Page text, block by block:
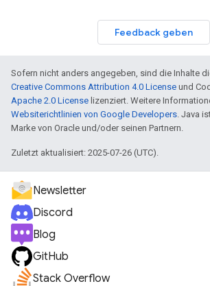
Feedback geben
Sofern nicht anders angegeben, sind die Inhalte
Creative Commons Attribution 4.0 License und
Apache 2.0 License lizenziert. Weitere
Websiterichtlinien von Google Developers. Java
Marke von Oracle und/oder seinen Partnern.
Zuletzt aktualisiert: 2025-07-26 (UTC).
Newsletter
Discord
Blog
GitHub
Stack Overflow